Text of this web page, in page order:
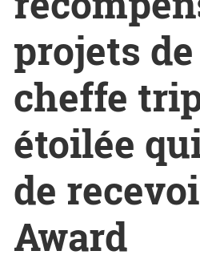
projets
cheffe
étoilée
de
Award